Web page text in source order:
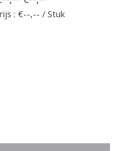
: €--,-- / Stuk